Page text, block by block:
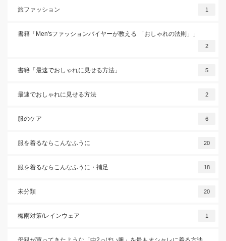
旅ファッション 1
書籍「Men'sファッションバイヤーが教える 「おしゃれの法則」」
2
書籍「最速でおしゃれに見せる方法」 5
最速でおしゃれに見せる方法 2
服のケア 6
服を着るならこんなふうに 20
服を着るならこんなふうに・補足 18
未分類 20
梅雨対策/レインウェア 1